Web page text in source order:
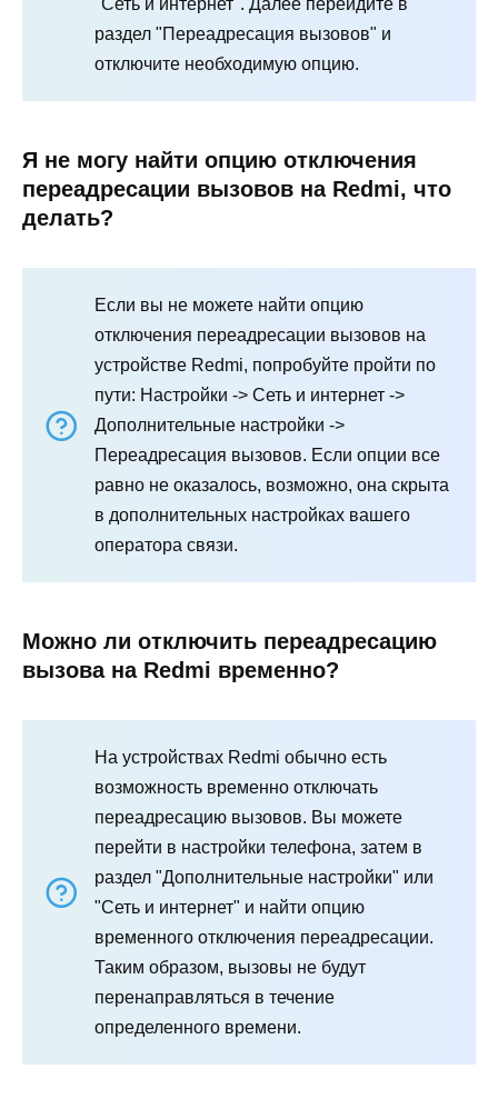
"Сеть и интернет". Далее перейдите в
раздел "Переадресация вызовов" и
отключите необходимую опцию.
Я не могу найти опцию отключения
переадресации вызовов на Redmi, что
делать?
Если вы не можете найти опцию
отключения переадресации вызовов на
устройстве Redmi, попробуйте пройти по
пути: Настройки -> Сеть и интернет ->
Дополнительные настройки ->
Переадресация вызовов. Если опции все
равно не оказалось, возможно, она скрыта
в дополнительных настройках вашего
оператора связи.
Можно ли отключить переадресацию
вызова на Redmi временно?
На устройствах Redmi обычно есть
возможность временно отключать
переадресацию вызовов. Вы можете
перейти в настройки телефона, затем в
раздел "Дополнительные настройки" или
"Сеть и интернет" и найти опцию
временного отключения переадресации.
Таким образом, вызовы не будут
перенаправляться в течение
определенного времени.